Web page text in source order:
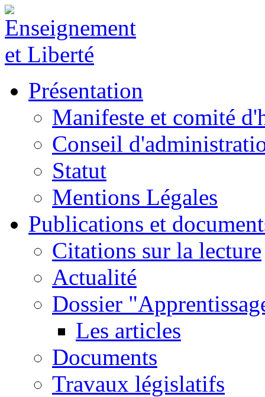
Présentation
Manifeste et comité
Conseil
Statut
Mentions Légales
Publications et
Citations sur la lecture
Actualité
Dossier
Les articles
Documents
Travaux législatifs